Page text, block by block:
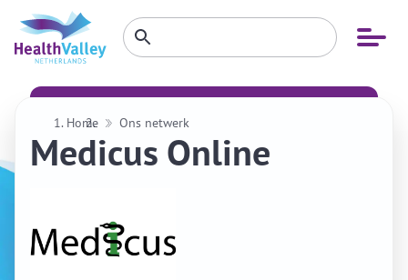
Open
menu
Zoeken
binnenZoeken
Home Ons netwerk
Medicus Online